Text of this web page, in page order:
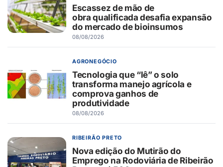
Escassez de mão de
obra qualificada desafia expansão
do mercado de bioinsumos
08/08/2026
AGRONEGÓCIO
Tecnologia que “lê” o solo
transforma manejo agrícola e
comprova ganhos de
produtividade
08/08/2026
RIBEIRÃO PRETO
Nova edição do Mutirão do
Emprego na Rodoviária de Ribeirão